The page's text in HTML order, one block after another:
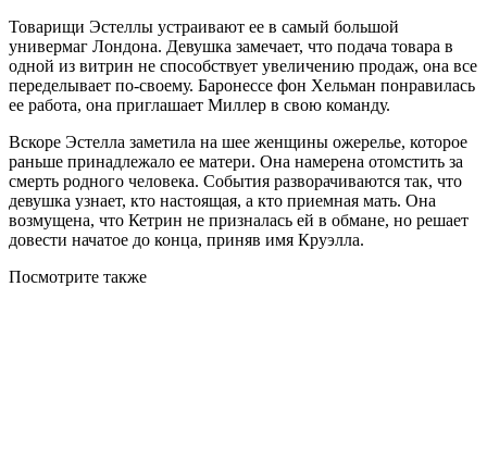
Товарищи Эстеллы устраивают ее в самый большой
универмаг Лондона. Девушка замечает, что подача товара в
одной из витрин не способствует увеличению продаж, она все
переделывает по-своему. Баронессе фон Хельман понравилась
ее работа, она приглашает Миллер в свою команду.
Вскоре Эстелла заметила на шее женщины ожерелье, которое
раньше принадлежало ее матери. Она намерена отомстить за
смерть родного человека. События разворачиваются так, что
девушка узнает, кто настоящая, а кто приемная мать. Она
возмущена, что Кетрин не призналась ей в обмане, но решает
довести начатое до конца, приняв имя Круэлла.
Посмотрите также